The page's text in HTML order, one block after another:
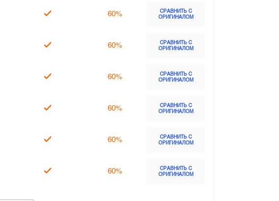
60%
СРАВНИТЬ С
ОРИГИНАЛОМ
60%
СРАВНИТЬ С
ОРИГИНАЛОМ
60%
СРАВНИТЬ С
ОРИГИНАЛОМ
60%
СРАВНИТЬ С
ОРИГИНАЛОМ
60%
СРАВНИТЬ С
ОРИГИНАЛОМ
60%
СРАВНИТЬ С
ОРИГИНАЛОМ